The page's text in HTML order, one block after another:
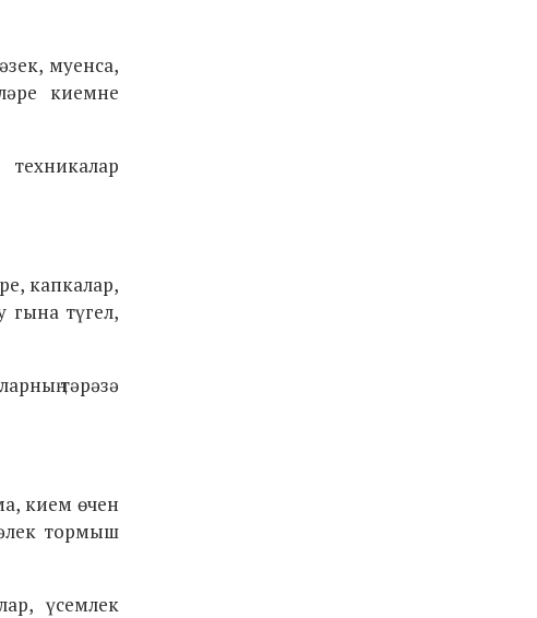
муенса,
киемне
капкалар,
гына түгел,
тәрәзә
кием өчен
тормыш
үсемлек